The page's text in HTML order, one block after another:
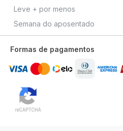
Leve + por menos
Semana do aposentado
Formas de pagamentos